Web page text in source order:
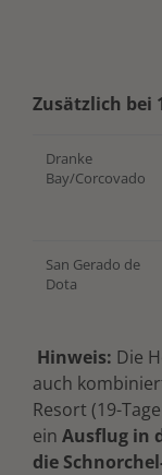
Zusätzlich bei
Dranke
Bay/Corcovado
San Gerado de
Dota
Hinweis: Die
auch
Resort (19-
ein Ausflug in
die